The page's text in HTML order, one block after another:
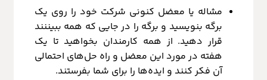
مشاله یا معضل کنونی شرکت خود را روی یک
برگه بنویسید و برگه را در جایی که همه ببیننند
قرار دهید. از همه کارمندان بخواهید تا یک
هفته در مورد این معضل و راه حل‌های احتمالی
آن فکر کنند و ایده‌ها را برای شما بفرستند.